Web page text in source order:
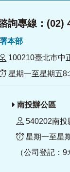
詢專線：(02)
署本部
100210臺北市中
星期一至星期五
南投辦公區
540202南投
星期一至星
（公司登記：